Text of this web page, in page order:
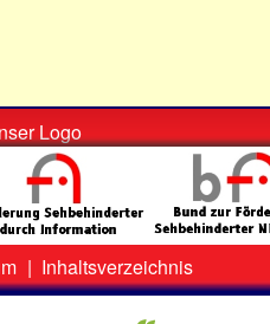
Logo
| Inhaltsverzeichnis